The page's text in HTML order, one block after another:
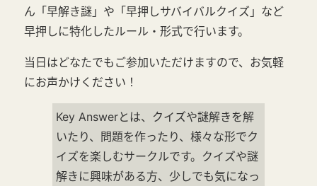
ん「早解き謎」や「早押しサバイバルクイズ」など
早押しに特化したルール・形式で行います。
当日はどなたでもご参加いただけますので、お気軽
にお声かけください！
Key Answerとは、クイズや謎解きを解
いたり、問題を作ったり、様々な形でク
イズを楽しむサークルです。クイズや謎
解きに興味がある方、少しでも気になっ